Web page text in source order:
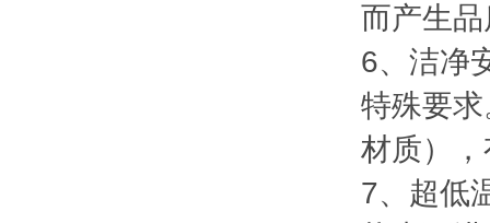
而产生
6、洁净
特殊要
材质）
7、超低